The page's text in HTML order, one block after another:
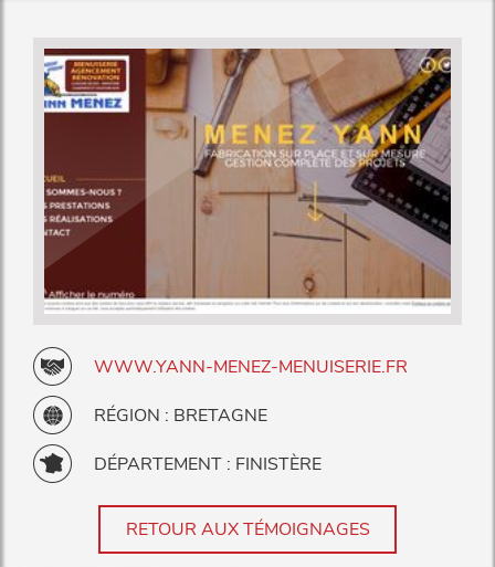
WWW.YANN-MENEZ-MENUISERIE.FR
RÉGION : BRETAGNE
DÉPARTEMENT : FINISTÈRE
RETOUR AUX TÉMOIGNAGES